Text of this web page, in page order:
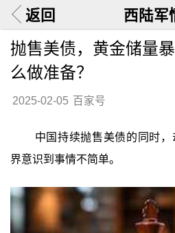
返回 西陆军
抛售美债，黄金储量
么做准备？
2025-02-05 百家号
中国持续抛售美债的同时
界意识到事情不简单。